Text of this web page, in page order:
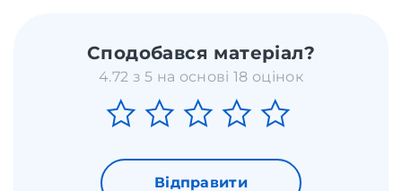
Сподобався матеріал?
4.72 з 5 на основі 18 оцінок
Відправити